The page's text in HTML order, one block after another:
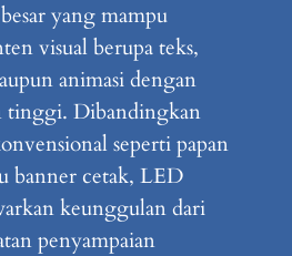
yang mampu
visual berupa teks,
animasi dengan
tinggi. Dibandingkan
seperti papan
banner cetak, LED
keunggulan dari
penyampaian